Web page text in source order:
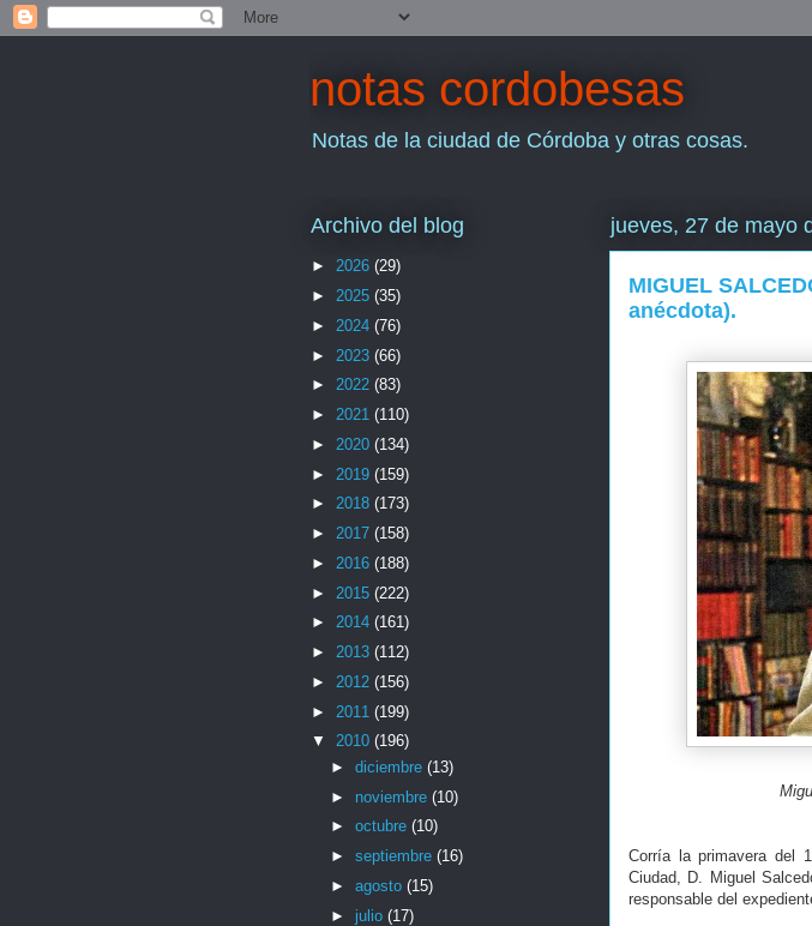
notas cordobesas
Notas de la ciudad de Córdoba y otras cosas.
jueves, 27 de mayo
MIGUEL
anécdota).
Corría la primavera del
Ciudad, D. Miguel
responsable del
Archivo del blog
► 2026 (29)
► 2025 (35)
► 2024 (76)
► 2023 (66)
► 2022 (83)
► 2021 (110)
► 2020 (134)
► 2019 (159)
► 2018 (173)
► 2017 (158)
► 2016 (188)
► 2015 (222)
► 2014 (161)
► 2013 (112)
► 2012 (156)
► 2011 (199)
▼ 2010 (196)
► diciembre (13)
► noviembre (10)
► octubre (10)
► septiembre (16)
► agosto (15)
► julio (17)